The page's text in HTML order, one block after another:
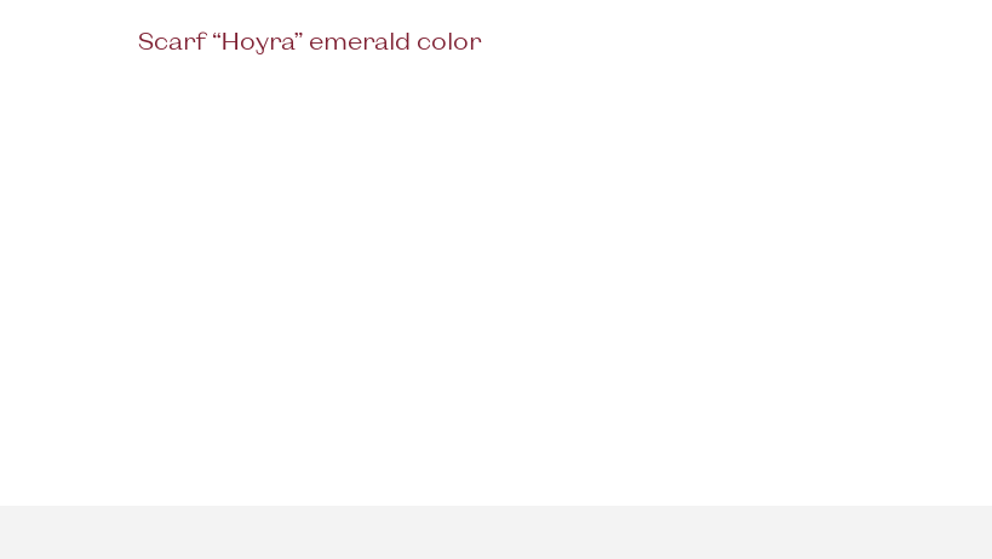
Scarf “Hoyra” emerald color